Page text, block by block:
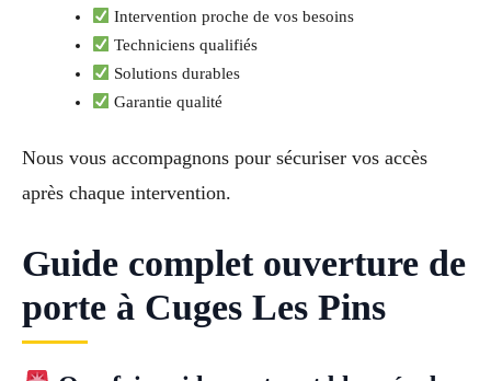
Intervention proche de vos besoins
Techniciens qualifiés
Solutions durables
Garantie qualité
Nous vous accompagnons pour sécuriser vos accès
après chaque intervention.
Guide complet ouverture de
porte à Cuges Les Pins